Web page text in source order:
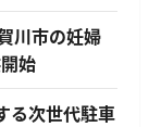
川市の妊婦
始
る次世代駐車